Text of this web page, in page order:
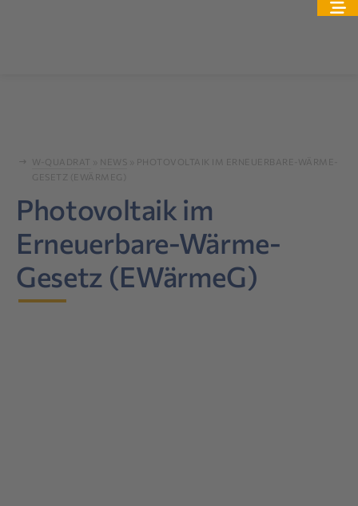
W-QUADRAT NEWS
PHOTOVOLTAIK IM ERNEUERBARE-WÄRME-
GESETZ (EWÄRMEG)
Photovoltaik im
Erneuerbare-Wärme-
Gesetz (EWärmeG)